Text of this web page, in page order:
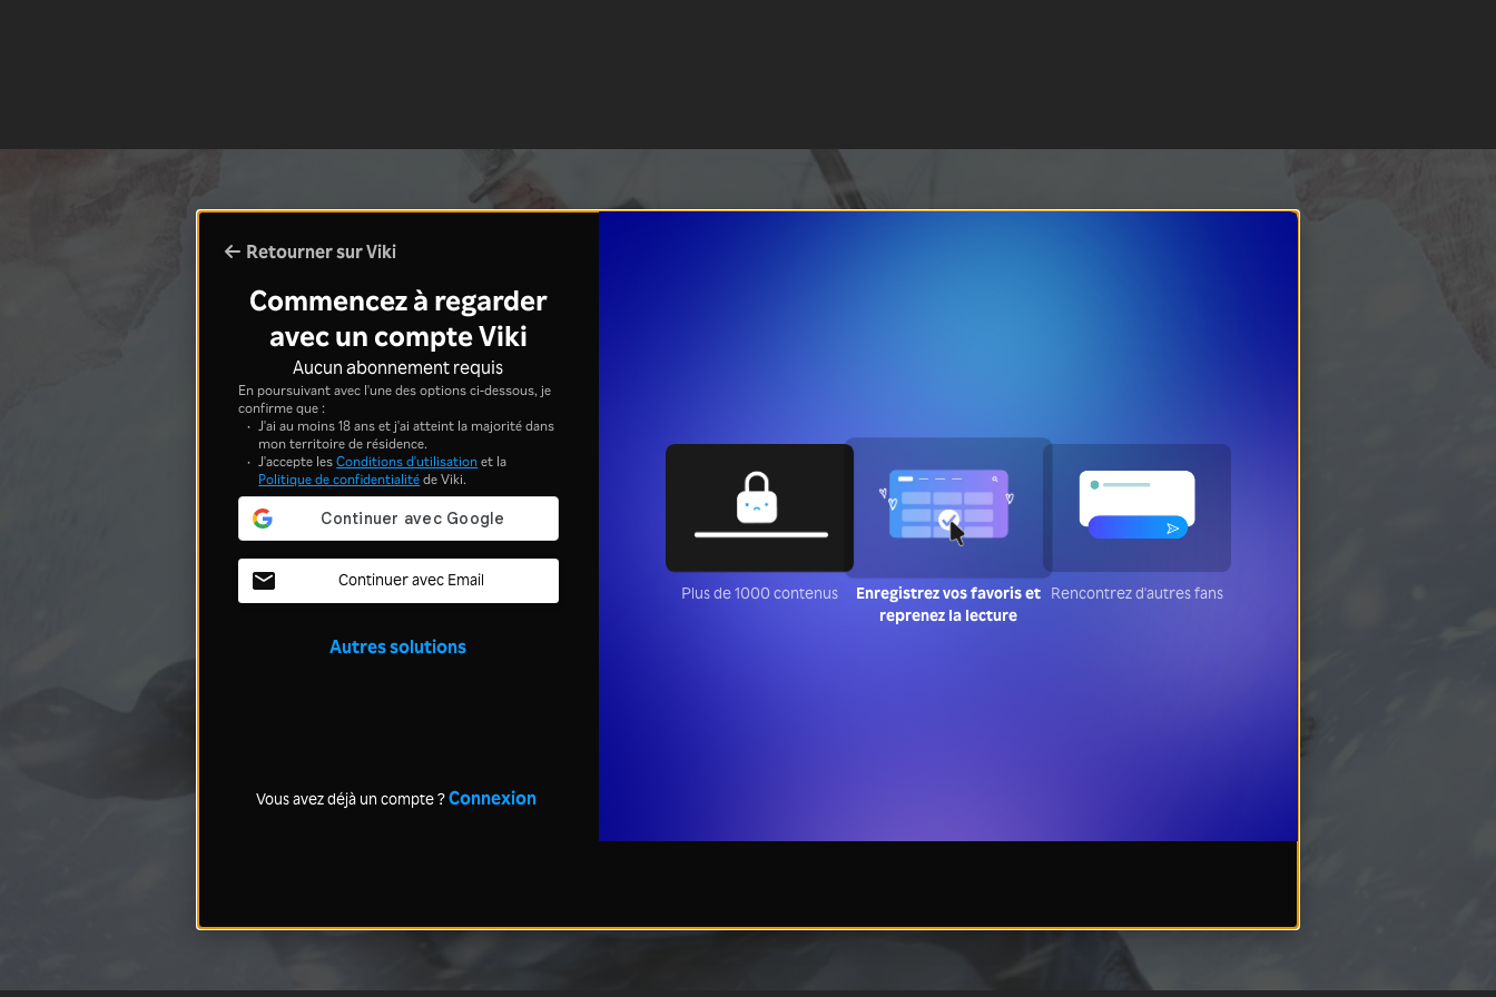
Retourner sur Viki
Commencez à regarder
avec un compte Viki
Aucun abonnement requis
En poursuivant avec l'une des options ci-dessous, je
confirme que :
J'ai au moins 18 ans et j'ai atteint la majorité dans
mon territoire de résidence.
J'accepte lesConditions d'utilisationet la
Politique de confidentialitéde Viki.
Continuer avec Email
Autres solutions
Vous avez déjà un compte ?Connexion
Plus de 1000 contenus
Enregistrez vos favoris et
reprenez la lecture
Rencontrez d'autres fans